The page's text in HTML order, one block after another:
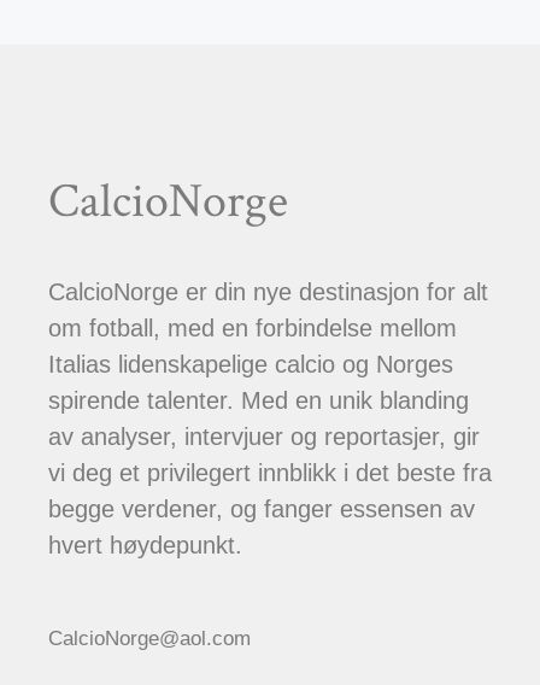
CalcioNorge
CalcioNorge er din nye destinasjon for alt
om fotball, med en forbindelse mellom
Italias lidenskapelige calcio og Norges
spirende talenter. Med en unik blanding
av analyser, intervjuer og reportasjer, gir
vi deg et privilegert innblikk i det beste fra
begge verdener, og fanger essensen av
hvert høydepunkt.
CalcioNorge@aol.com